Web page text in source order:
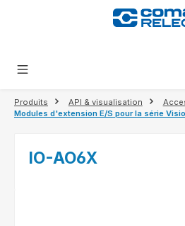
Produits API & visualisation
Modules d'extension E/S pour la série
IO-AO6X